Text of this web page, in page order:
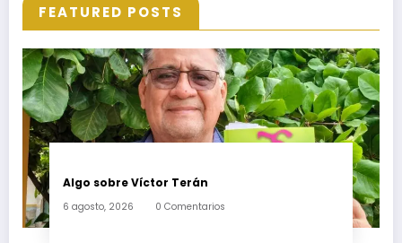
FEATURED POSTS
Algo sobre Víctor Terán
6 agosto, 2026 0 Comentarios